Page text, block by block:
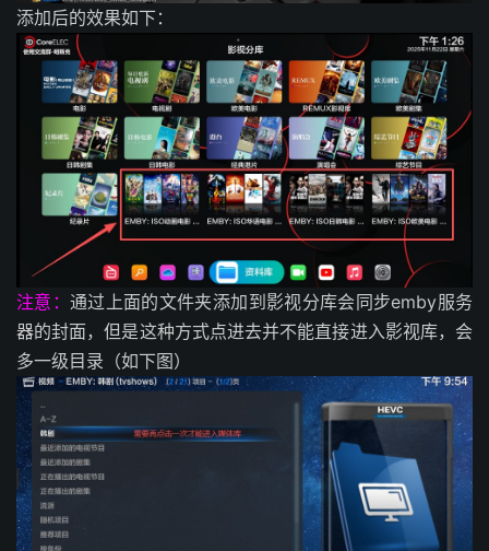
添加后的效果如下：
注意：通过上面的文件夹添加到影视分库会同步emby服务
器的封面，但是这种方式点进去并不能直接进入影视库，会
多一级目录（如下图）